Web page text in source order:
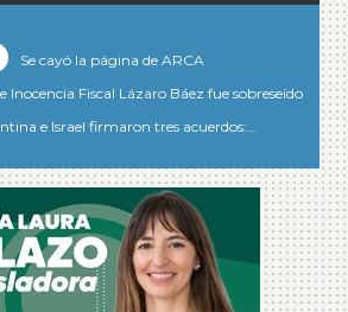
Se cayó la página de ARCA
Inocencia Fiscal Lázaro Báez fue sobreseído
e Israel firmaron tres acuerdos:…